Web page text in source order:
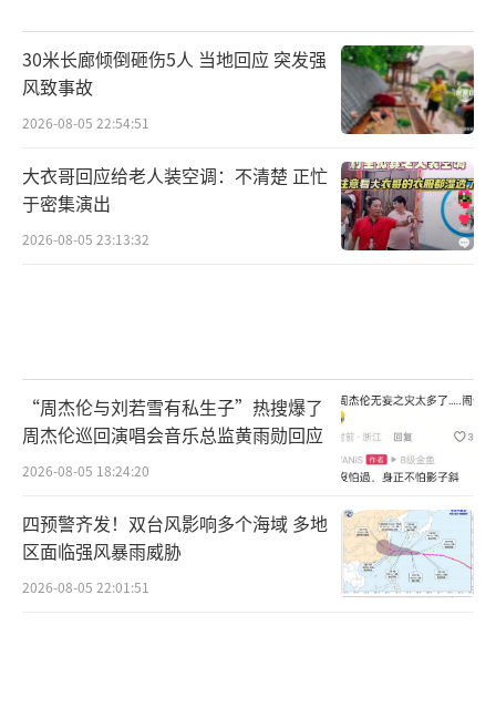
间就俘获了屏幕前广大网友的心，“孩子加
油”“太不容易了”“钱你一定要收
下……”评论区里成千上万条鼓励、关心的留
言，不仅让“小小”倍受鼓舞，更让她直播间
的流量疯涨，网友打赏不断，主页店铺商品销
量飙升。
共秩序，在直播期间被沈阳市公安局沈北新区
分局民警当场抓获。
据悉，今年4月至今，“小小努力生活”账
号在肖某某等4人的包装和炒作下，以设立虚假
人设、直播卖惨方式博取了广大网友的同情
心，账号粉丝量达112.8万。在公安机关，肖某
30米长廊倾倒砸伤5人 当地回应 突发强
风致事故
2026-08-05 22:54:51
大衣哥回应给老人装空调：不清楚 正忙
于密集演出
2026-08-05 23:13:32
“周杰伦与刘若雪有私生子”热搜爆了
周杰伦巡回演唱会音乐总监黄雨勋回应
2026-08-05 18:24:20
四预警齐发！双台风影响多个海域 多地
区面临强风暴雨威胁
2026-08-05 22:01:51